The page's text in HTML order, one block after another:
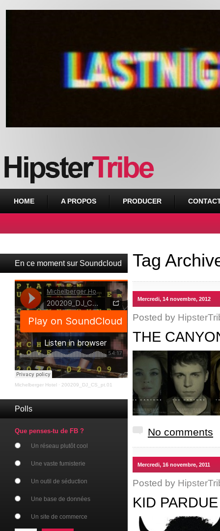
HOME A PROPOS PRODUCER
En ce moment sur Soundcloud
Michelberger Hotel · 200209_DJ_CS_pt.01
Polls
Que penses-tu de FB ?
Un réseau plutôt cool
Une vaste fumisterie
Un outil de séduction
Une base de données
Un site de commerce
Tag
Mercredi, 14 novembre, 2012
Posted by
THE
No comments
Mercredi, 16 novembre, 2011
Posted by
KID